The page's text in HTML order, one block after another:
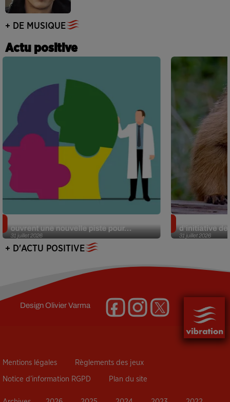
+ DE MUSIQUE
Actu positive
31 juillet 2026
ouvrent une nouvelle piste pour...
31 juillet 2026
d’initiative
+ D'ACTU POSITIVE
DesignOlivier Varma
Mentions légales Règlements des jeux
Notice d’information RGPD Plan du site